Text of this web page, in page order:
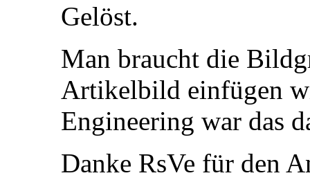
Gelöst.
Man braucht die
Artikelbild einfügen
Engineering war das
Danke RsVe für den